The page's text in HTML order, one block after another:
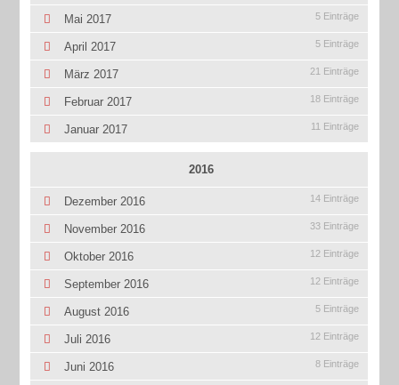
Mai 2017 5 Einträge
April 2017 5 Einträge
März 2017 21 Einträge
Februar 2017 18 Einträge
Januar 2017 11 Einträge
2016
Dezember 2016 14 Einträge
November 2016 33 Einträge
Oktober 2016 12 Einträge
September 2016 12 Einträge
August 2016 5 Einträge
Juli 2016 12 Einträge
Juni 2016 8 Einträge